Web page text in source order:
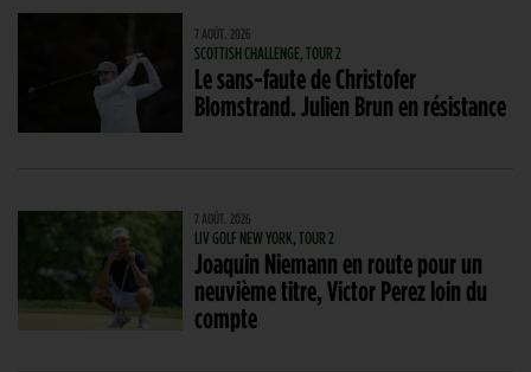
7 AOÛT. 2026
SCOTTISH CHALLENGE, TOUR 2
Le sans-faute de Christofer
Blomstrand. Julien Brun en résistance
7 AOÛT. 2026
LIV GOLF NEW YORK, TOUR 2
Joaquin Niemann en route pour un
neuvième titre, Victor Perez loin du
compte